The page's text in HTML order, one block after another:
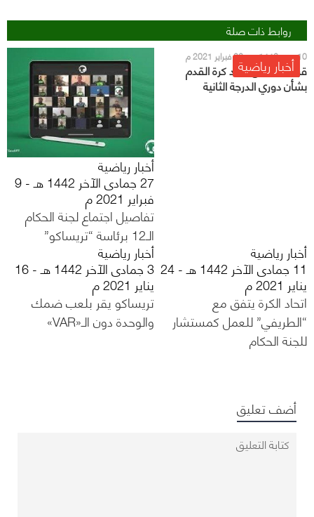
روابط ذات صلة
أخبار رياضية10 رجب 1442 هـ - 22 فبراير 2021 م
قرار جديد من اتحاد كرة القدم
بشأن دوري الدرجة الثانية
أخبار رياضية
27 جمادى الآخر 1442 هـ - 9
فبراير 2021 م
تفاصيل اجتماع لجنة الحكام
الـ12 برئاسة “تريساكو”
أخبار رياضية
11 جمادى الآخر 1442 هـ - 24
يناير 2021 م
اتحاد الكرة يتفق مع
“الطريفي” للعمل كمستشار
للجنة الحكام
أخبار رياضية
3 جمادى الآخر 1442 هـ - 16
يناير 2021 م
تريساكو يقر بلعب ضمك
والوحدة دون الـ«VAR»
أضف تعليق